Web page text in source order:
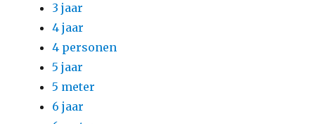
3 jaar
4 jaar
4 personen
5 jaar
5 meter
6 jaar